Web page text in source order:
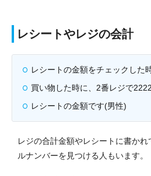
レシートやレジの会計
レシートの金額をチェックした
買い物した時に、2番レジで
レシートの金額です(男性)
レジの合計金額やレシートに書か
ルナンバーを見つける人もいます。